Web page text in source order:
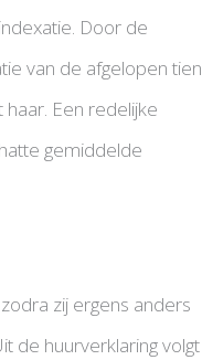
Door de
van de afgelopen tien
Een redelijke
gemiddelde
zij ergens anders
de huurverklaring volgt